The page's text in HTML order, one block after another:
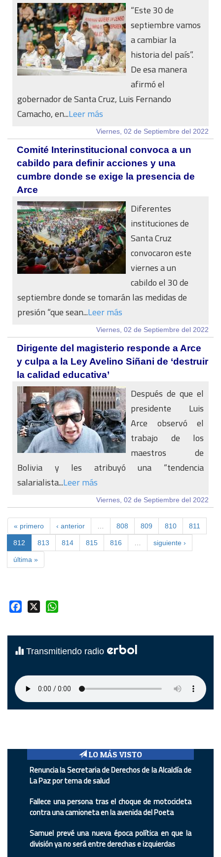
“Este 30 de
septiembre vamos
a cambiar la
historia del país”.
De esa manera
afirmó el
gobernador de Santa Cruz, Luis Fernando
Camacho, en...Leer más
Viernes, 02 de Septiembre del 2022
Comité Interinstitucional convoca a un
cabildo para definir acciones y una
cumbre donde se exige la presencia de
Arce
Diferentes
instituciones de
Santa Cruz
convocaron este
viernes a un
cabildo el 30 de
septiembre donde se tomarán las medidas de
presión “que sean...Leer más
Viernes, 02 de Septiembre del 2022
Dirigente del magisterio responde a Arce
y culpa a la Ley Avelino Siñani de ‘destruir
la calidad educativa’
Después de que el
presidente Luis
Arce observó el
trabajo de los
maestros de
Bolivia y les atribuyó una “tendencia
salarialista...Leer más
Viernes, 02 de Septiembre del 2022
« primero ‹ anterior 808 809 810 811
812 813 814 815 816 siguiente ›
última »
Facebook
Transmitiendo radio erbol
LO MÁS VISTO
Renuncia la Secretaria de Derechos de la Alcaldía de
La Paz por tema de salud
Fallece una persona tras el choque de motocicleta
contra una camioneta en la avenida del Poeta
Samuel prevé una nueva época política en que la
división ya no será entre derechas e izquierdas